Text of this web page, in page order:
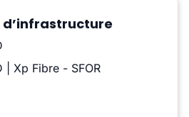
| Xp Fibre - SFOR